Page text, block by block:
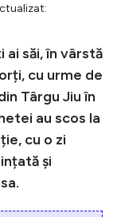
ai săi, în vârstă
cu urme de
Târgu Jiu în
au scos la
cu o zi
și